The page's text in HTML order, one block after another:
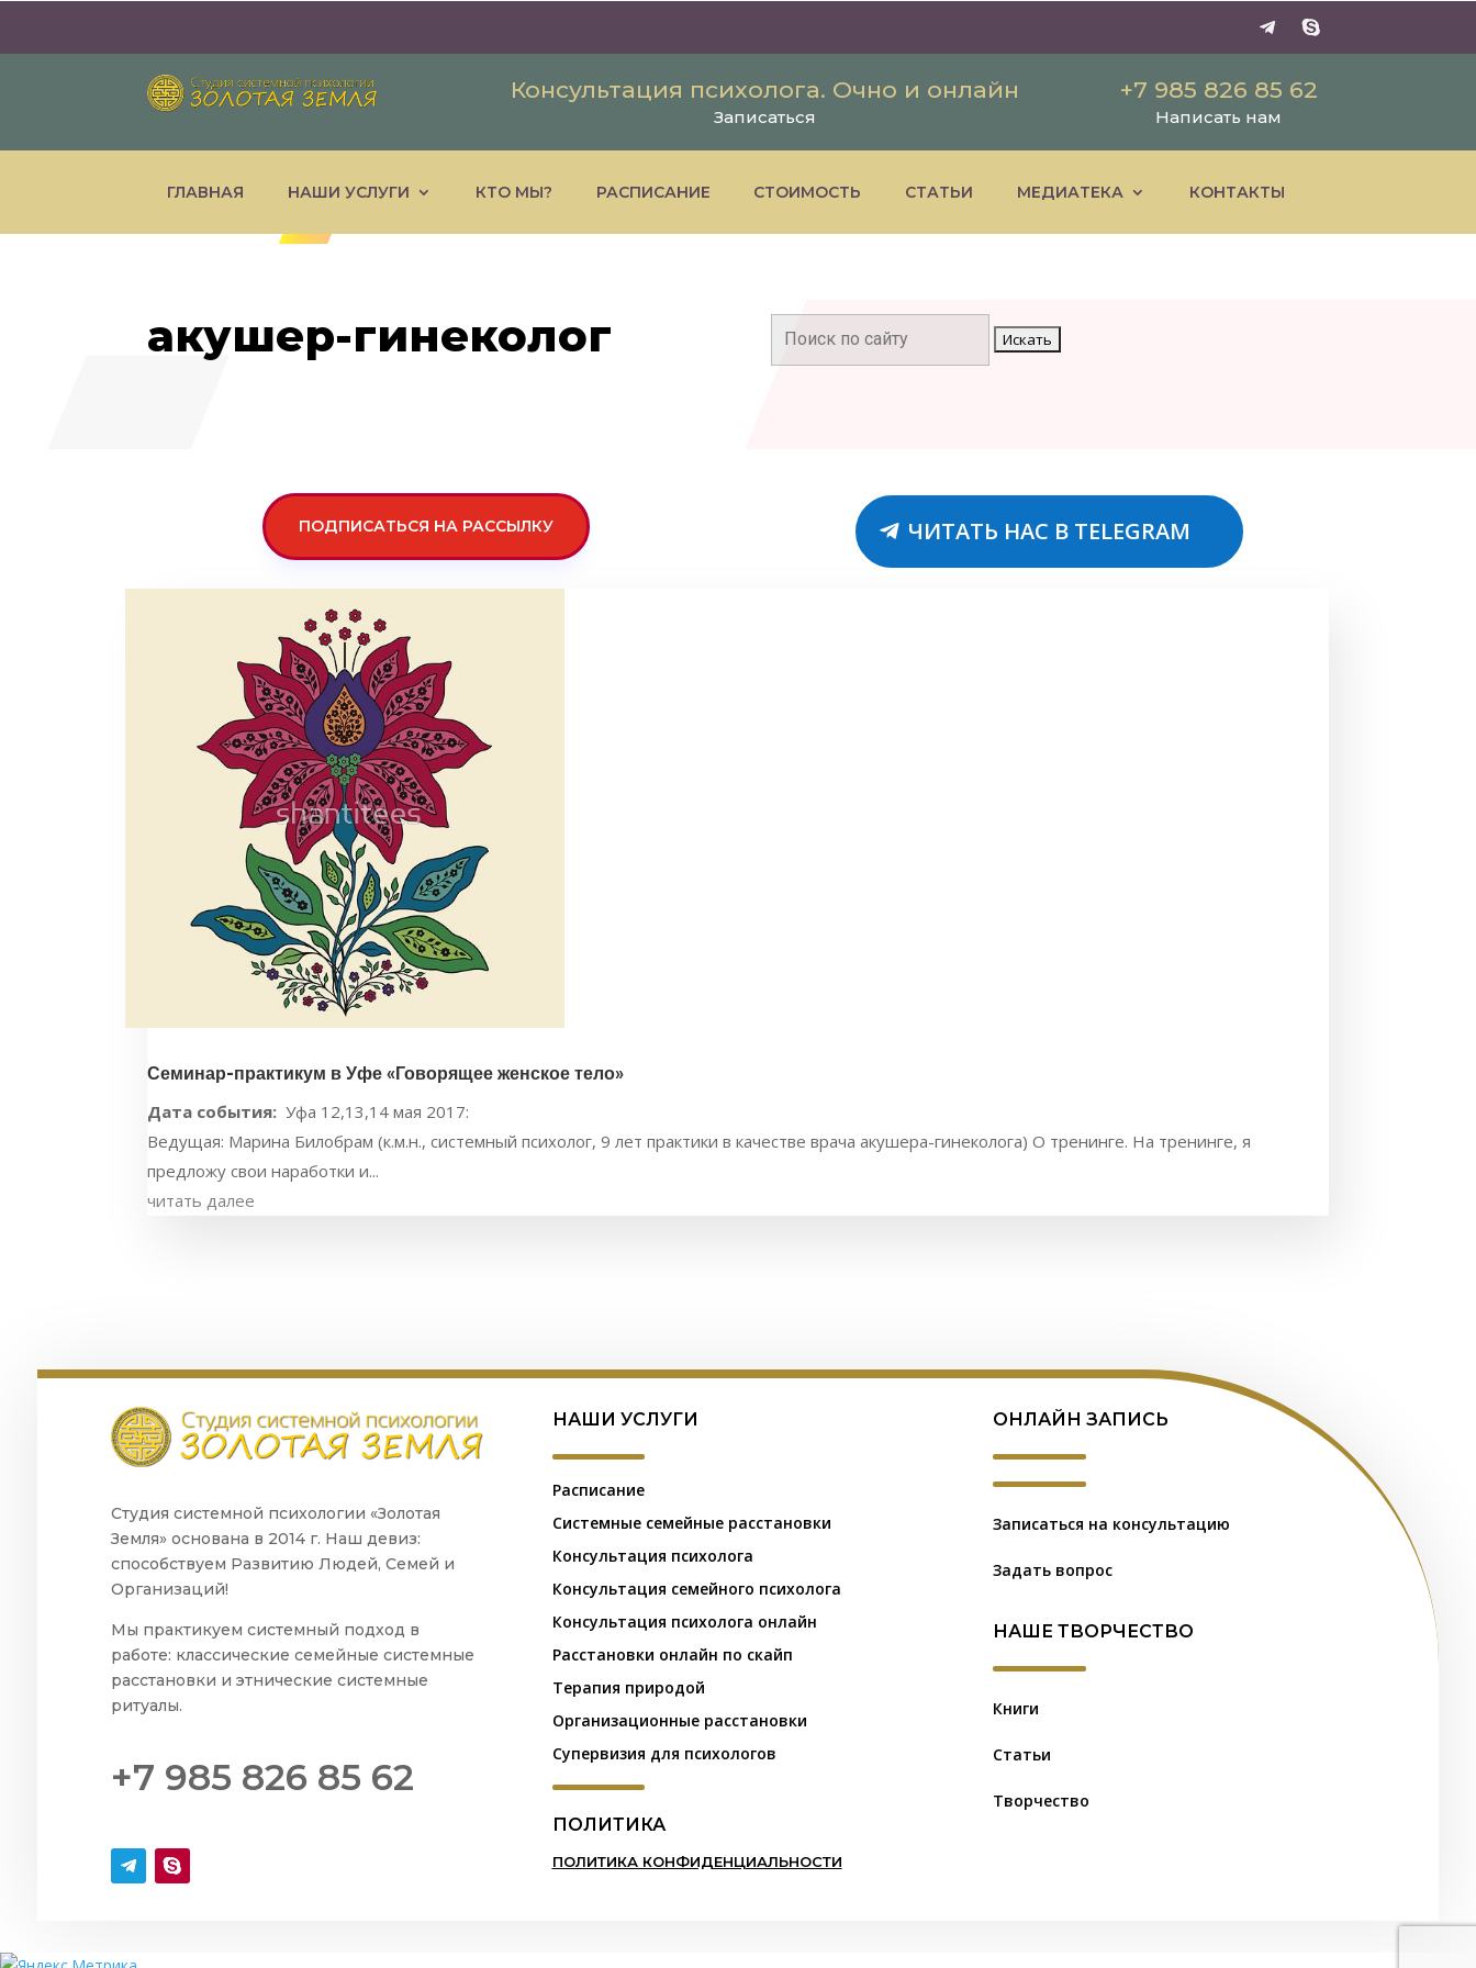
Консультация психолога. Очно и онлайн
Записаться
+7 985 826 85 62
Написать нам
ГЛАВНАЯ НАШИ УСЛУГИ КТО МЫ? РАСПИСАНИЕ СТОИМОСТЬ СТАТЬИ МЕДИАТЕКА КОНТАКТЫ
акушер-гинеколог
ПОДПИСАТЬСЯ НА РАССЫЛКУ ЧИТАТЬ НАС В TELEGRAM
Семинар-практикум в Уфе «Говорящее женское тело»
Дата события: Уфа 12,13,14 мая 2017:
Ведущая: Марина Билобрам (к.м.н., системный психолог, 9 лет практики в качестве врача акушера-гинеколога) О тренинге. На тренинге, я
предложу свои наработки и...
читать далее
Студия системной психологии «Золотая
Земля» основана в 2014 г. Наш девиз:
способствуем Развитию Людей, Семей и
Организаций!
Мы практикуем системный подход в
работе: классические семейные системные
расстановки и этнические системные
ритуалы.
+7 985 826 85 62
НАШИ УСЛУГИ
Расписание
Системные семейные расстановки
Консультация психолога
Консультация семейного психолога
Консультация психолога онлайн
Расстановки онлайн по скайп
Терапия природой
Организационные расстановки
Супервизия для психологов
ПОЛИТИКА
ПОЛИТИКА КОНФИДЕНЦИАЛЬНОСТИ
ОНЛАЙН ЗАПИСЬ
Записаться на консультацию
Задать вопрос
НАШЕ ТВОРЧЕСТВО
Книги
Статьи
Творчество